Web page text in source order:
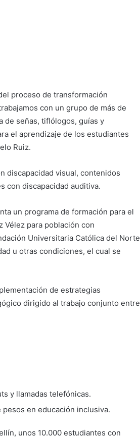
proceso de transformación
con un grupo de más de
de señas, tiflólogos, guías y
el aprendizaje de los estudiantes
Ruiz.
discapacidad visual, contenidos
con discapacidad auditiva.
un programa de formación para el
Vélez para población con
Universitaria Católica del Norte
u otras condiciones, el cual se
de estrategias
dirigido al trabajo conjunto entre
y llamadas telefónicas.
en educación inclusiva.
unos 10.000 estudiantes con